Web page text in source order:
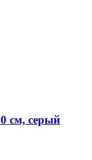
см, серый